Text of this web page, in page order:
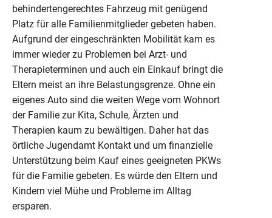
behindertengerechtes Fahrzeug mit genügend
Platz für alle Familienmitglieder gebeten haben.
Aufgrund der eingeschränkten Mobilität kam es
immer wieder zu Problemen bei Arzt- und
Therapieterminen und auch ein Einkauf bringt die
Eltern meist an ihre Belastungsgrenze. Ohne ein
eigenes Auto sind die weiten Wege vom Wohnort
der Familie zur Kita, Schule, Ärzten und
Therapien kaum zu bewältigen. Daher hat das
örtliche Jugendamt Kontakt und um finanzielle
Unterstützung beim Kauf eines geeigneten PKWs
für die Familie gebeten. Es würde den Eltern und
Kindern viel Mühe und Probleme im Alltag
ersparen.